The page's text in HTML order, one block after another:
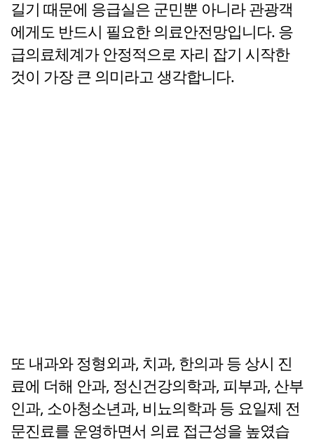
길기 때문에 응급실은 군민뿐 아니라 관광객
에게도 반드시 필요한 의료안전망입니다. 응
급의료체계가 안정적으로 자리 잡기 시작한
것이 가장 큰 의미라고 생각합니다.
또 내과와 정형외과, 치과, 한의과 등 상시 진
료에 더해 안과, 정신건강의학과, 피부과, 산부
인과, 소아청소년과, 비뇨의학과 등 요일제 전
문진료를 운영하면서 의료 접근성을 높였습